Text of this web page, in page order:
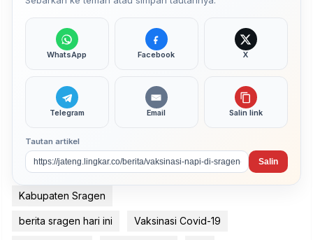
WhatsApp Facebook X
Telegram Email Salin link
Tautan artikel
Salin
Kabupaten Sragen
berita sragen hari ini Vaksinasi Covid-19